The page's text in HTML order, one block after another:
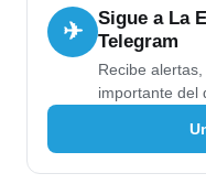
✈
Sigue a La
Telegram
Recibe
importante del